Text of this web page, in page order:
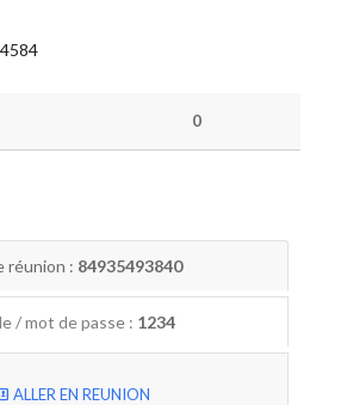
0
réunion : 84935493840
/ mot de passe : 1234
ALLER EN REUNION